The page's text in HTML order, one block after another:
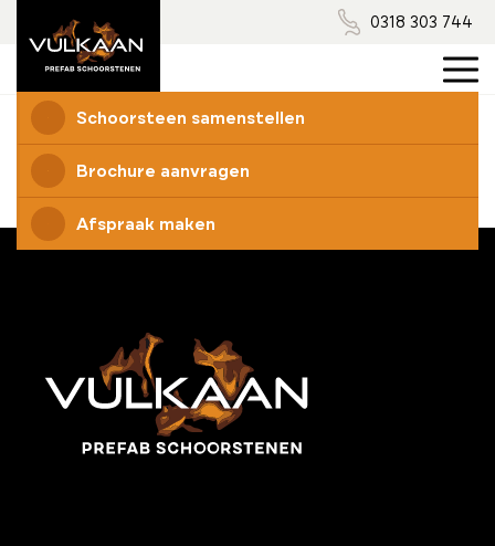
0318 303 744
Schoorsteen samenstellen
Brochure aanvragen
Afspraak maken